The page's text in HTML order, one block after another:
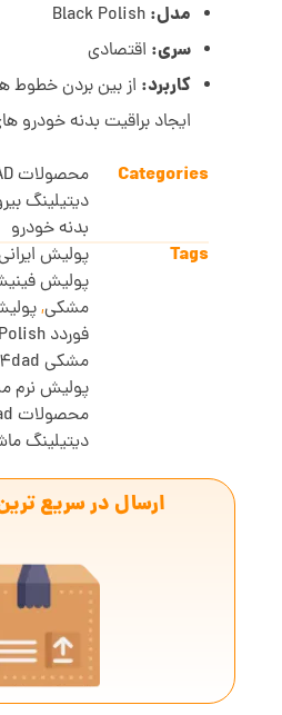
مدل:
سری: اقتصادی
کاربرد: از بین بردن خطوط
ایجاد براقیت بدنه خودرو
Categories محصولات 4DAD
دیتیلینگ
بدنه خودرو
Tags پولیش
پولیش
مشکی,
فوردد 4DAD Black Polish
مشکی 4dad
پولیش نرم
محصولات 4dad
دیتیلینگ
ارسال در سریع